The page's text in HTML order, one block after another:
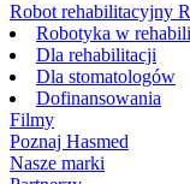
Robot rehabilitacyjny
Robotyka w
Dla rehabilitacji
Dla stomatologów
Dofinansowania
Filmy
Poznaj Hasmed
Nasze marki